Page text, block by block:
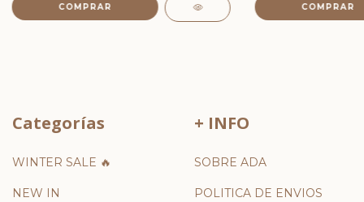
COMPRAR
Categorías
WINTER SALE 🔥
NEW IN
+ INFO
SOBRE ADA
POLITICA DE ENVIOS